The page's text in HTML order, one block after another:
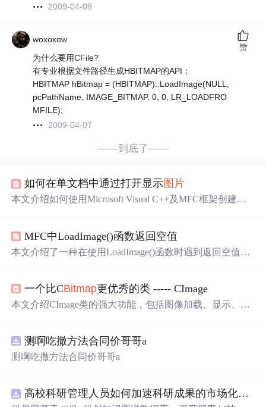
2009-04-08
woxoxow
为什么要用CFile?
有专业根据文件路径生成HBITMAP的API：
HBITMAP hBitmap = (HBITMAP)::LoadImage(NULL,
pcPathName, IMAGE_BITMAP, 0, 0, LR_LOADFRO
MFILE);
2009-04-07
赞
——到底了——
如何在单文档中通过打开显示图片
本文介绍如何使用Microsoft Visual C++及MFC框架创建一
MFC中LoadImage()函数返回空值
本文介绍了一种在使用LoadImage()函数时遇到返回空值问
一个比CBitmap更优秀的类 ----- CImage
本文介绍CImage类的强大功能，包括图像加载、显示、格
测啊吃撒方法合同价哥哥a
测啊吃撒方法合同价哥哥a
高校科研管理人员如何加速科研成果的市场化转化？.docx